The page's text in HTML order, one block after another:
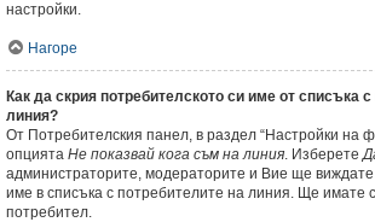
настройки.
Нагоре
Как да скрия потребителското си име от списъка
линия?
От Потребителския панел, в раздел “Настройки на
опцията Не показвай кога съм на линия. Изберете
администраторите, модераторите и Вие ще виждате
име в списъка с потребителите на линия. Ще имате
потребител.